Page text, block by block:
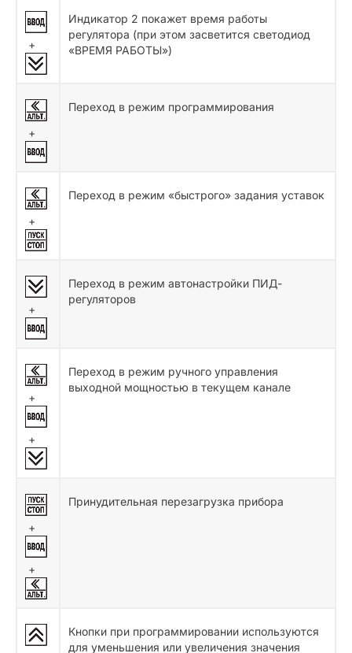
+
Индикатор 2 покажет время работы
регулятора (при этом засветится светодиод
«ВРЕМЯ РАБОТЫ»)
+
Переход в режим программирования
+
Переход в режим «быстрого» задания уставок
+
Переход в режим автонастройки ПИД-
регуляторов
+
+
Переход в режим ручного управления
выходной мощностью в текущем канале
+
+
Принудительная перезагрузка прибора
Кнопки при программировании используются
для уменьшения или увеличения значения